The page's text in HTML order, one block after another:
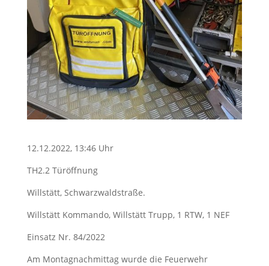
12.12.2022, 13:46 Uhr
TH2.2 Türöffnung
Willstätt, Schwarzwaldstraße.
Willstätt Kommando, Willstätt Trupp, 1 RTW, 1 NEF
Einsatz Nr. 84/2022
Am Montagnachmittag wurde die Feuerwehr